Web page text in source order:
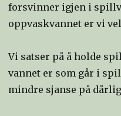
forsvinner igjen i
oppvaskvannet er vi
Vi satser på å holde
vannet er som går i
mindre sjanse på